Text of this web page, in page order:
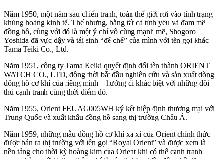
Năm 1950, một năm sau chiến tranh, toàn thế giới rơi vào tình trạng
khủng hoảng kinh tế. Thế nhưng, bằng tất cả tình yêu và đam mê
đồng hồ, cùng với đó là một ý chí vô cùng mạnh mẽ, Shogoro
Yoshida đã vực dậy và tái sinh “đế chế” của mình với tên gọi khác
Tama Teiki Co., Ltd.
Năm 1951, công ty Tama Keiki quyết định đổi tên thành ORIENT
WATCH CO., LTD, đồng thời bắt đầu nghiên cứu và sản xuất dòng
đồng hồ cơ khí của riêng mình – hướng đi khác biệt với những đối
thủ cạnh tranh cùng thời điểm đó.
Năm 1955, Orient FEUAG005WH ký kết hiệp định thương mại với
Trung Quốc và xuất khẩu đồng hồ sang thị trường Châu Á.
Năm 1959, những mẫu đồng hồ cơ khí xa xỉ của Orient chính thức
được bán ra thị trường với tên gọi “Royal Orient” và được xem là
nền tảng cho thời kỳ hoàng kim của Orient khi có thể cạnh tranh